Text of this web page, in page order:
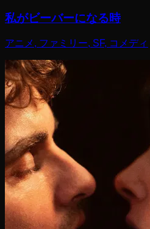
私がビーバーになる時
アニメ, ファミリー, SF, コメディ